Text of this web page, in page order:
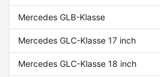
Mercedes GLB-Klasse
Mercedes GLC-Klasse 17 inch
Mercedes GLC-Klasse 18 inch